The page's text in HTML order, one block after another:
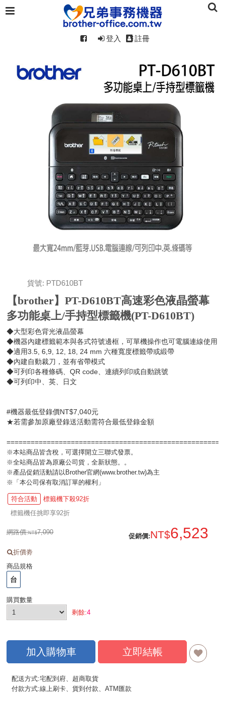
登入 註冊
貨號: PTD610BT
【brother】PT-D610BT高速彩色液晶螢幕
多功能桌上/手持型標籤機(PT-D610BT)
◆大型彩色背光液晶螢幕
◆機器內建標籤範本與各式符號邊框，可單機操作也可電腦連線使用
◆適用3.5, 6,9, 12, 18, 24 mm 六種寬度標籤帶或緞帶
◆內建自動裁刀，並有省帶模式
◆可列印各種條碼、QR code、連續列印或自動跳號
◆可列印中、英、日文
#機器最低登錄價NT$7,040元
★若需參加原廠登錄送活動需符合最低登錄金額
=====================================================
※本站商品皆含稅，可選擇開立三聯式發票。
※全站商品皆為原廠公司貨，全新狀態。。
※產品促銷活動請以Brother官網(www.brother.tw)為主
※「本公司保有取消訂單的權利」
符合活動
標籤機下殺92折
標籤機任挑即享92折
網路價: 7,090
促銷價: 6,523
折價劵
商品規格
台
購買數量
剩餘:4
加入購物車 立即結帳
配送方式:宅配到府、超商取貨
付款方式:線上刷卡、貨到付款、ATM匯款